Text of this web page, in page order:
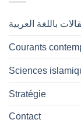
باللغة العربية
Courants
Sciences
Stratégie
Contact